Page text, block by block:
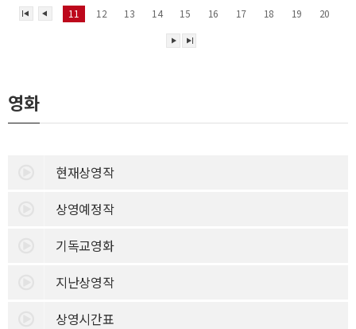
11 12 13 14 15 16 17 18 19 20
영화
현재상영작
상영예정작
기독교영화
지난상영작
상영시간표